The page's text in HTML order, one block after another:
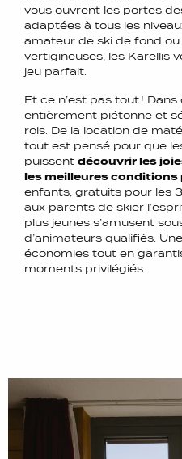
vous ouvrent les portes
adaptées à tous les
amateur de ski de fond
vertigineuses, les Karellis
jeu parfait.
Et ce n’est pas tout !
entièrement piétonne et
rois. De la location de
tout est pensé pour que
puissent découvrir les
les meilleures conditions
enfants, gratuits pour les
aux parents de skier
plus jeunes s’amusent
d’animateurs qualifiés.
économies tout en
moments privilégiés.